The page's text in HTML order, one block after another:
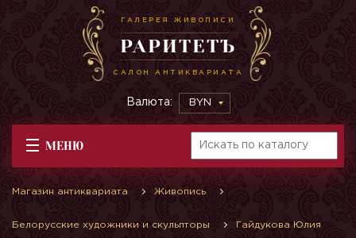
ГАЛЕРЕЯ ЖИВОПИСИ
РАРИТЕТЪ
САЛОН АНТИКВАРИАТА
Валюта: BYN
МЕНЮ
Магазин антиквариата Живопись
Белорусские художники и скульпторы Гайдукова Юлия